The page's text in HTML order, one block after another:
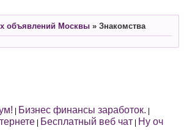
объявлений Москвы » Знакомства
| Бизнес финансы заработок. |
| Бесплатный веб чат | Ну оч